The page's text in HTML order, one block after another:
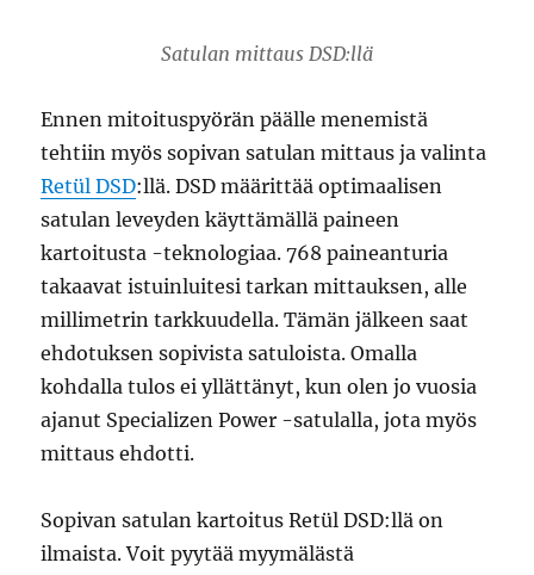
Satulan mittaus DSD:llä
Ennen mitoituspyörän päälle menemistä
tehtiin myös sopivan satulan mittaus ja valinta
Retül DSD:llä. DSD määrittää optimaalisen
satulan leveyden käyttämällä paineen
kartoitusta -teknologiaa. 768 paineanturia
takaavat istuinluitesi tarkan mittauksen, alle
millimetrin tarkkuudella. Tämän jälkeen saat
ehdotuksen sopivista satuloista. Omalla
kohdalla tulos ei yllättänyt, kun olen jo vuosia
ajanut Specializen Power -satulalla, jota myös
mittaus ehdotti.
Sopivan satulan kartoitus Retül DSD:llä on
ilmaista. Voit pyytää myymälästä